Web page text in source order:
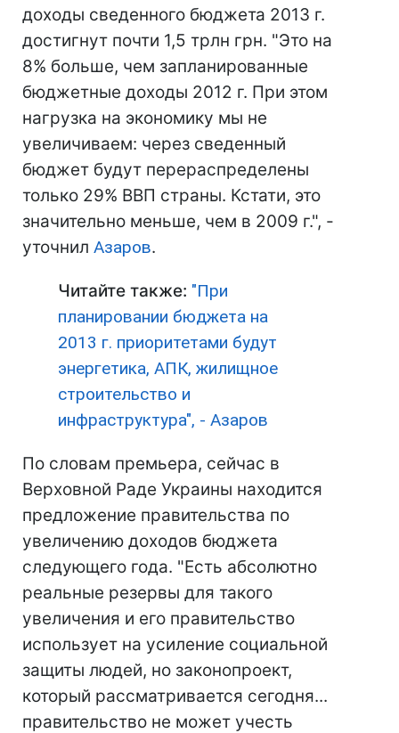
доходы сведенного бюджета 2013 г.
достигнут почти 1,5 трлн грн. "Это на
8% больше, чем запланированные
бюджетные доходы 2012 г. При этом
нагрузка на экономику мы не
увеличиваем: через сведенный
бюджет будут перераспределены
только 29% ВВП страны. Кстати, это
значительно меньше, чем в 2009 г.", -
уточнил Азаров.
Читайте также: "При
планировании бюджета на
2013 г. приоритетами будут
энергетика, АПК, жилищное
строительство и
инфраструктура", - Азаров
По словам премьера, сейчас в
Верховной Раде Украины находится
предложение правительства по
увеличению доходов бюджета
следующего года. "Есть абсолютно
реальные резервы для такого
увеличения и его правительство
использует на усиление социальной
защиты людей, но законопроект,
который рассматривается сегодня...
правительство не может учесть